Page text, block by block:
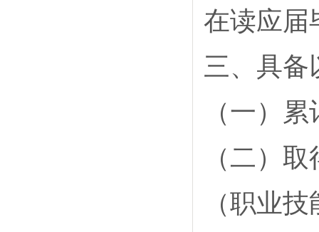
在读应届
三、具备
（一）
（二）
（职业